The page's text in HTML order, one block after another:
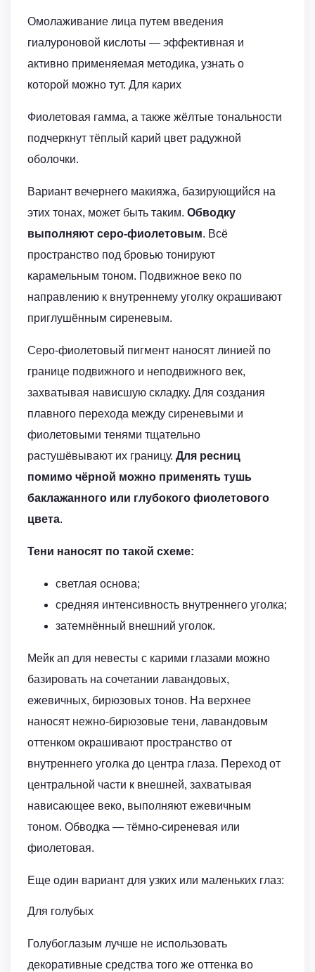
Омолаживание лица путем введения
гиалуроновой кислоты — эффективная и
активно применяемая методика, узнать о
которой можно тут. Для карих
Фиолетовая гамма, а также жёлтые тональности
подчеркнут тёплый карий цвет радужной
оболочки.
Вариант вечернего макияжа, базирующийся на
этих тонах, может быть таким. Обводку
выполняют серо-фиолетовым. Всё
пространство под бровью тонируют
карамельным тоном. Подвижное веко по
направлению к внутреннему уголку окрашивают
приглушённым сиреневым.
Серо-фиолетовый пигмент наносят линией по
границе подвижного и неподвижного век,
захватывая нависшую складку. Для создания
плавного перехода между сиреневыми и
фиолетовыми тенями тщательно
растушёвывают их границу. Для ресниц
помимо чёрной можно применять тушь
баклажанного или глубокого фиолетового
цвета.
Тени наносят по такой схеме:
светлая основа;
средняя интенсивность внутреннего уголка;
затемнённый внешний уголок.
Мейк ап для невесты с карими глазами можно
базировать на сочетании лавандовых,
ежевичных, бирюзовых тонов. На верхнее
наносят нежно-бирюзовые тени, лавандовым
оттенком окрашивают пространство от
внутреннего уголка до центра глаза. Переход от
центральной части к внешней, захватывая
нависающее веко, выполняют ежевичным
тоном. Обводка — тёмно-сиреневая или
фиолетовая.
Еще один вариант для узких или маленьких глаз:
Для голубых
Голубоглазым лучше не использовать
декоративные средства того же оттенка во